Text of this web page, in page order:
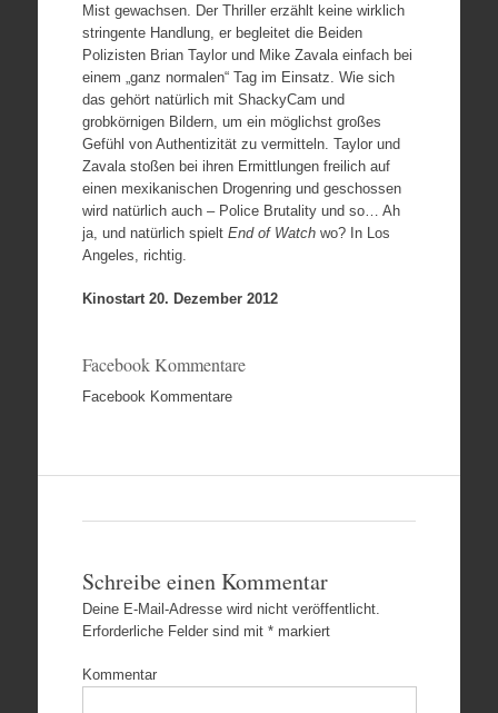
Mist gewachsen. Der Thriller erzählt keine wirklich
stringente Handlung, er begleitet die Beiden
Polizisten Brian Taylor und Mike Zavala einfach bei
einem „ganz normalen“ Tag im Einsatz. Wie sich
das gehört natürlich mit ShackyCam und
grobkörnigen Bildern, um ein möglichst großes
Gefühl von Authentizität zu vermitteln. Taylor und
Zavala stoßen bei ihren Ermittlungen freilich auf
einen mexikanischen Drogenring und geschossen
wird natürlich auch – Police Brutality und so… Ah
ja, und natürlich spielt End of Watchwo? In Los
Angeles, richtig.
Kinostart 20. Dezember 2012
Facebook Kommentare
Facebook Kommentare
Schreibe einen Kommentar
Deine E-Mail-Adresse wird nicht veröffentlicht.
Erforderliche Felder sind mit *markiert
Kommentar